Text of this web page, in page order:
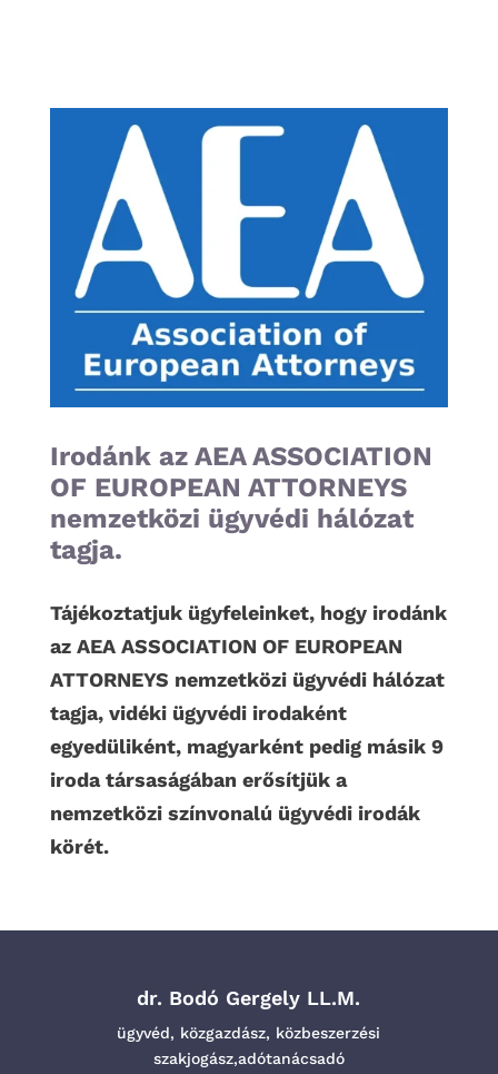
Irodánk az AEA ASSOCIATION
OF EUROPEAN ATTORNEYS
nemzetközi ügyvédi hálózat
tagja.
Tájékoztatjuk ügyfeleinket, hogy irodánk
az AEA ASSOCIATION OF EUROPEAN
ATTORNEYS nemzetközi ügyvédi hálózat
tagja, vidéki ügyvédi irodaként
egyedüliként, magyarként pedig másik 9
iroda társaságában erősítjük a
nemzetközi színvonalú ügyvédi irodák
körét.
dr. Bodó Gergely LL.M.
ügyvéd, közgazdász, közbeszerzési
szakjogász,adótanácsadó